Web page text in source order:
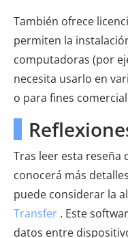
También ofrece
permiten la
computadoras (por
necesita usarlo en
o para fines
Tras leer esta reseña
conocerá más
puede considerar la
Transfer . Este
datos entre